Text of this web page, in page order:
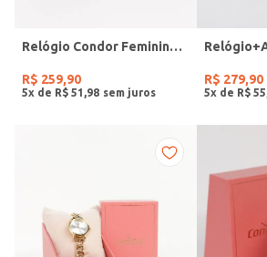
Relógio Condor Feminino DOURADO
R$ 259,90
5x de R$ 51 98
R$ 279,90
5x de R$ 55